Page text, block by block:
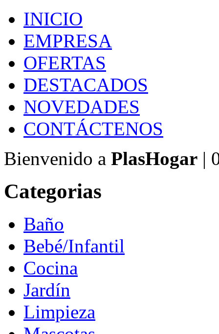
INICIO
EMPRESA
OFERTAS
DESTACADOS
NOVEDADES
CONTÁCTENOS
Bienvenido a PlasHogar |
Categorias
Baño
Bebé/Infantil
Cocina
Jardín
Limpieza